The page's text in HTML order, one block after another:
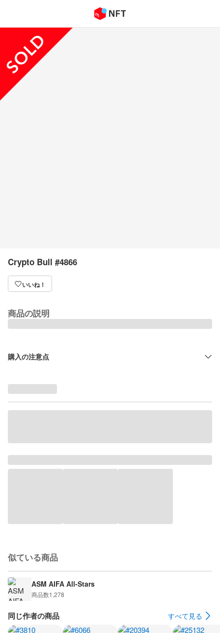
Crypto Bull #4866
いいね！
商品の説明
購入の注意点
似ている商品
ASM AIFA All-Stars
商品数1,278
同じ作者の商品 すべて見る